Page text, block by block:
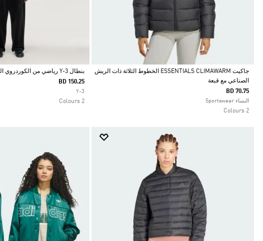
Selected
جاكيت ESSENTIALS CLIMAWARM الخطوط الثلاثة ذات الريش
الصناعي مع قبعة
BD 70.75
النساء Sportswear
2 Colours
Selected
بنطال Y-3 رياضي من الكوردروي المخملي
BD 150.25
Y-3
2 Colours